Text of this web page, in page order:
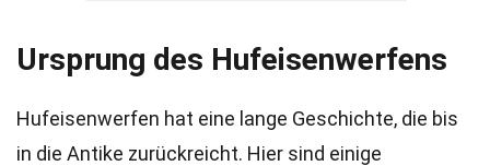
Ursprung des Hufeisenwerfens
Hufeisenwerfen hat eine lange Geschichte, die bis
in die Antike zurückreicht. Hier sind einige